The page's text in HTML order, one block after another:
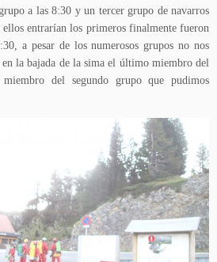
a las 8:30 y un tercer grupo de navarros
entrarían los primeros finalmente fueron
a pesar de los numerosos grupos no nos
la bajada de la sima el último miembro del
del segundo grupo que pudimos